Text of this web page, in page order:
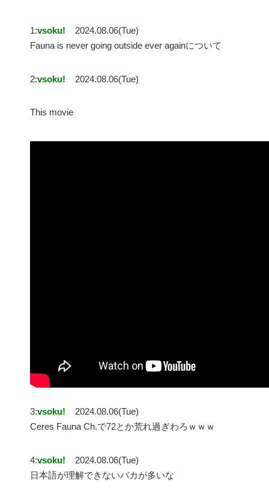
1:vsoku!
2024.08.06(Tue)
Fauna is never going outside ever againについて
2:vsoku! 2024.08.06(Tue)
This movie
3:vsoku!
2024.08.06(Tue)
Ceres Fauna Ch.で72とか荒れ過ぎわろｗｗｗ
4:vsoku!
2024.08.06(Tue)
日本語が理解できないバカが多いな